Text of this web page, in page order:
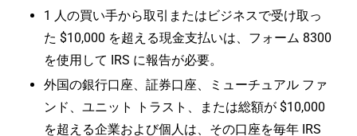
1 人の買い手から取引またはビジネスで受け取っ
た $10,000 を超える現金支払いは、フォーム 8300
を使用して IRS に報告が必要。
外国の銀行口座、証券口座、ミューチュアル ファ
ンド、ユニット トラスト、または総額が $10,000
を超える企業および個人は、その口座を毎年 IRS